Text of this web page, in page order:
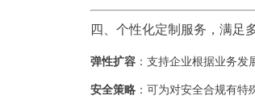
四、个性化定制服务，满足
弹性扩容 ：支持企业根据业务发
安全策略 ：可为对安全合规有特